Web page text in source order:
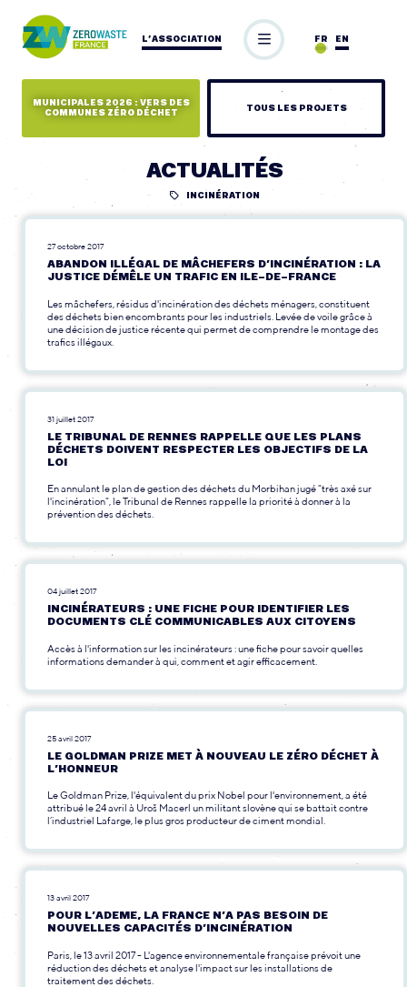
L’ASSOCIATION EN
FR
MUNICIPALES 2026 : VERS DES
COMMUNES ZÉRO DÉCHET
TOUS LES PROJETS
ACTUALITÉS
INCINÉRATION
27 octobre 2017
ABANDON ILLÉGAL DE MÂCHEFERS D’INCINÉRATION : LA
JUSTICE DÉMÊLE UN TRAFIC EN ILE-DE-FRANCE
Les mâchefers, résidus d'incinération des déchets ménagers, constituent
des déchets bien encombrants pour les industriels. Levée de voile grâce à
une décision de justice récente qui permet de comprendre le montage des
trafics illégaux.
31 juillet 2017
LE TRIBUNAL DE RENNES RAPPELLE QUE LES PLANS
DÉCHETS DOIVENT RESPECTER LES OBJECTIFS DE LA
LOI
En annulant le plan de gestion des déchets du Morbihan jugé "très axé sur
l'incinération", le Tribunal de Rennes rappelle la priorité à donner à la
prévention des déchets.
04 juillet 2017
INCINÉRATEURS : UNE FICHE POUR IDENTIFIER LES
DOCUMENTS CLÉ COMMUNICABLES AUX CITOYENS
Accès à l'information sur les incinérateurs : une fiche pour savoir quelles
informations demander à qui, comment et agir efficacement.
25 avril 2017
LE GOLDMAN PRIZE MET À NOUVEAU LE ZÉRO DÉCHET À
L’HONNEUR
Le Goldman Prize, l'équivalent du prix Nobel pour l'environnement, a été
attribué le 24 avril à Uroš Macerl un militant slovène qui se battait contre
l’industriel Lafarge, le plus gros producteur de ciment mondial.
13 avril 2017
POUR L’ADEME, LA FRANCE N’A PAS BESOIN DE
NOUVELLES CAPACITÉS D’INCINÉRATION
Paris, le 13 avril 2017 - L'agence environnementale française prévoit une
réduction des déchets et analyse l'impact sur les installations de
traitement des déchets.